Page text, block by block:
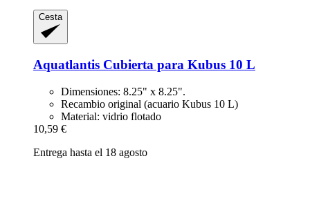
Cesta
Aquatlantis Cubierta para Kubus 10 L
Dimensiones: 8.25" x 8.25".
Recambio original (acuario Kubus 10 L)
Material: vidrio flotado
10,59 €
Entrega hasta el 18 agosto